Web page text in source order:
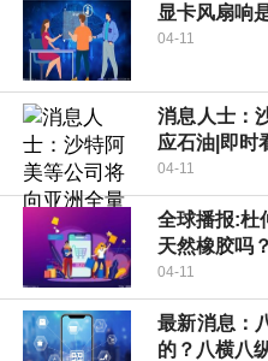
显卡风扇响
04-11
消息人士：
应石油|即时
04-11
全球播报:杜
天然橡胶吗？
04-11
最新消息：
的？八横八